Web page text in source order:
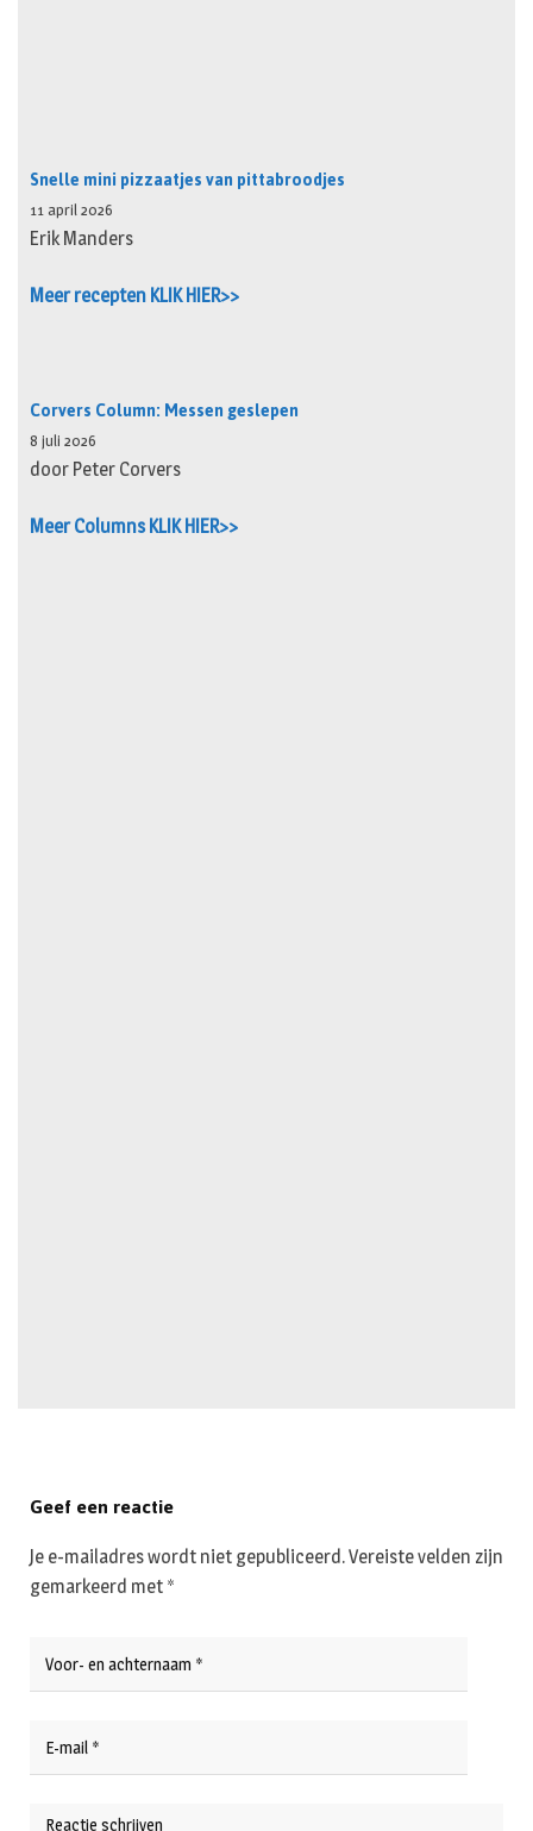
Snelle mini pizzaatjes van pittabroodjes
11 april 2026
Erik Manders
Meer recepten KLIK HIER>>
Corvers Column: Messen geslepen
8 juli 2026
door Peter Corvers
Meer Columns KLIK HIER>>
Geef een reactie
Je e-mailadres wordt niet gepubliceerd.Vereiste velden zijn
gemarkeerd met *